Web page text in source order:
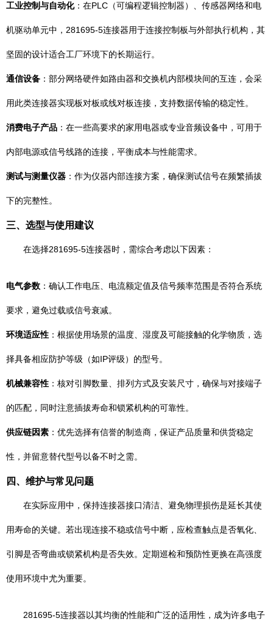
工业控制与自动化：在PLC（可编程逻辑控制器）、传感器网络和电
机驱动单元中，281695-5连接器用于连接控制板与外部执行机构，其
坚固的设计适合工厂环境下的长期运行。
通信设备 ：部分网络硬件如路由器和交换机内部模块间的互连，会采
用此类连接器实现板对板或线对板连接，支持数据传输的稳定性。
消费电子产品 ：在一些高要求的家用电器或专业音频设备中，可用于
内部电源或信号线路的连接，平衡成本与性能需求。
测试与测量仪器 ：作为仪器内部连接方案，确保测试信号在频繁插拔
下的完整性。
三、选型与使用建议
在选择281695-5连接器时，需综合考虑以下因素：
电气参数 ：确认工作电压、电流额定值及信号频率范围是否符合系统
要求，避免过载或信号衰减。
环境适应性 ：根据使用场景的温度、湿度及可能接触的化学物质，选
择具备相应防护等级（如IP评级）的型号。
机械兼容性 ：核对引脚数量、排列方式及安装尺寸，确保与对接端子
的匹配，同时注意插拔寿命和锁紧机构的可靠性。
供应链因素 ：优先选择有信誉的制造商，保证产品质量和供货稳定
性，并留意替代型号以备不时之需。
四、维护与常见问题
在实际应用中，保持连接器接口清洁、避免物理损伤是延长其使
用寿命的关键。若出现连接不稳或信号中断，应检查触点是否氧化、
引脚是否弯曲或锁紧机构是否失效。定期巡检和预防性更换在高强度
使用环境中尤为重要。
281695-5连接器以其均衡的性能和广泛的适用性，成为许多电子